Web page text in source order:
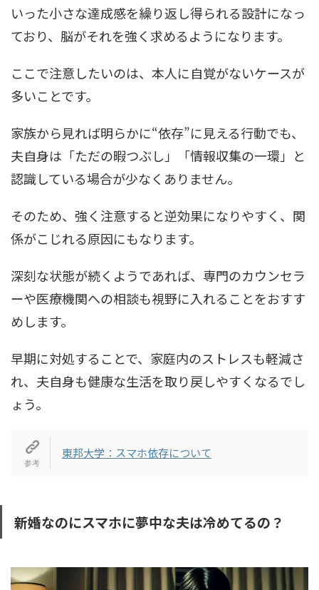
いった小さな達成感を繰り返し得られる設計になっ
ており、脳がそれを強く求めるようになります。
ここで注意したいのは、本人に自覚がないケースが
多いことです。
家族から見れば明らかに“依存”に見える行動でも、
夫自身は「ただの暇つぶし」「情報収集の一環」と
認識している場合が少なくありません。
そのため、強く注意すると逆効果になりやすく、関
係がこじれる原因にもなります。
深刻な状態が続くようであれば、専門のカウンセラ
ーや医療機関への相談も視野に入れることをおすす
めします。
早期に対処することで、家庭内のストレスも軽減さ
れ、夫自身も健康な生活を取り戻しやすくなるでし
ょう。
東邦大学：スマホ依存について
新婚なのにスマホに夢中な夫は冷めてるの？